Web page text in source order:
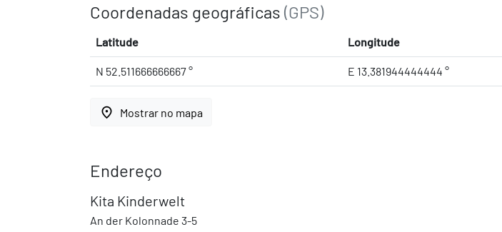
Coordenadas geográficas (GPS)
Latitude Longitude
N 52.511666666667 ° E 13.381944444444 °
place Mostrar no mapa
Endereço
Kita Kinderwelt
An der Kolonnade 3-5